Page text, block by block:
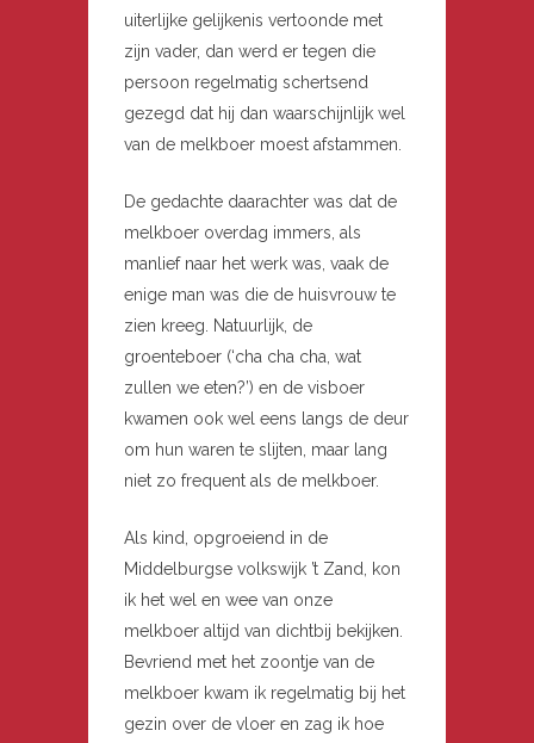
uiterlijke gelijkenis vertoonde met
zijn vader, dan werd er tegen die
persoon regelmatig schertsend
gezegd dat hij dan waarschijnlijk wel
van de melkboer moest afstammen.
De gedachte daarachter was dat de
melkboer overdag immers, als
manlief naar het werk was, vaak de
enige man was die de huisvrouw te
zien kreeg. Natuurlijk, de
groenteboer (‘cha cha cha, wat
zullen we eten?’) en de visboer
kwamen ook wel eens langs de deur
om hun waren te slijten, maar lang
niet zo frequent als de melkboer.
Als kind, opgroeiend in de
Middelburgse volkswijk ’t Zand, kon
ik het wel en wee van onze
melkboer altijd van dichtbij bekijken.
Bevriend met het zoontje van de
melkboer kwam ik regelmatig bij het
gezin over de vloer en zag ik hoe